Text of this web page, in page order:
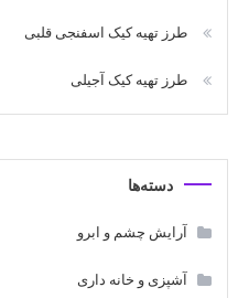
طرز تهیه کیک اسفنجی قلبی
طرز تهیه کیک آجیلی
دسته‌ها
آرایش چشم و ابرو
آشپزی و خانه داری